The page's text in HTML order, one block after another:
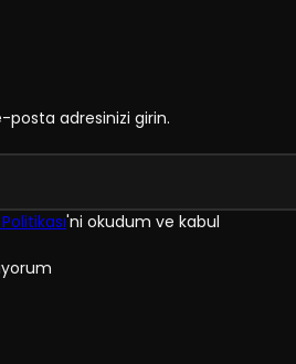
posta adresinizi girin.
'ni okudum ve kabul